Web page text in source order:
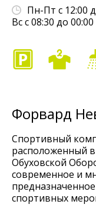
Пн-Пт с 12:00
Вс с 08:30 до 00:00
Форвард
Спортивный
расположенный
Обуховской
современное и
спортивных